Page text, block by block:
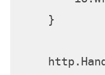
    }